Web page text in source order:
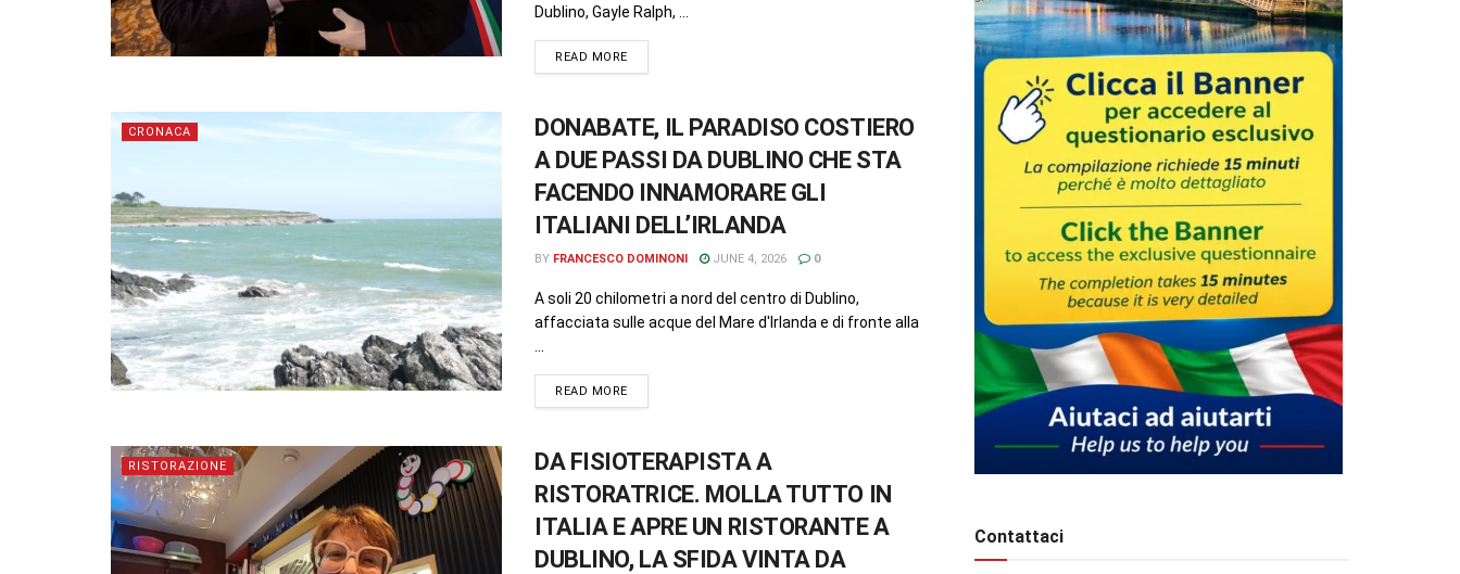
Dublino, Gayle Ralph, ...
READ MORE
CRONACA
DONABATE, IL PARADISO COSTIERO
A DUE PASSI DA DUBLINO CHE STA
FACENDO INNAMORARE GLI
ITALIANI DELL’IRLANDA
BY FRANCESCO DOMINONI JUNE 4, 2026 0
A soli 20 chilometri a nord del centro di Dublino,
affacciata sulle acque del Mare d'Irlanda e di fronte alla
READ MORE
RISTORAZIONE
DA FISIOTERAPISTA A
RISTORATRICE. MOLLA TUTTO IN
ITALIA E APRE UN RISTORANTE A
DUBLINO, LA SFIDA VINTA DA
Contattaci